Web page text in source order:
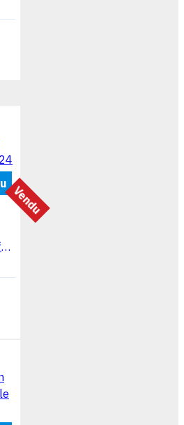
Vendu
Chat design en fer forgé décoratif Chat24